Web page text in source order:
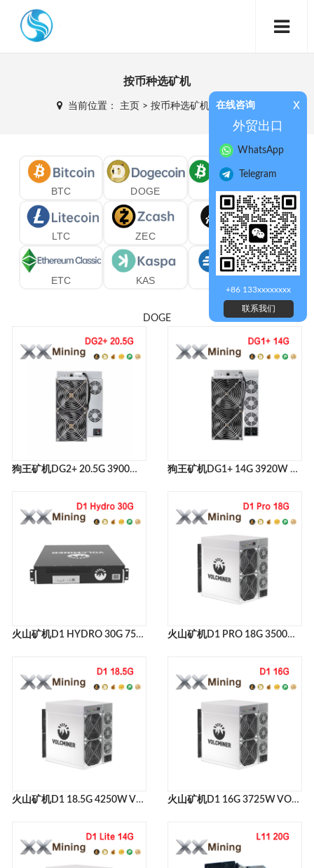
按币种选矿机
当前位置： 主页 > 按币种选矿机 >DOGE>
BTC DOGE BCH
LTC ZEC ALEO
ETC KAS
DOGE
狗王矿机DG2+ 20.5G 3900W ELPHAPEX DG2+ 20G LTC+DOGE+BELLS MINER 狗王矿机DG1+ 14G 3920W ELPHAPEX DG1+ 14G LTC+DOGE+BELLS MINER
火山矿机D1 HYDRO 30G 7500W VOLCMINER D1 HYDRO 30G LTC+DOGE矿机官网 火山矿机D1 PRO 18G 3500W VOLCMINER D1 PRO 18G LTC+DOGE币矿机官网
火山矿机D1 18.5G 4250W VOLCMINER D1 18.5G MINER LTC+DOGE币矿机官网 火山矿机D1 16G 3725W VOLCMINER D1 16G MINER LTC+DOGE币矿机官网
在线咨询 x
外贸出口
WhatsApp
Telegram
+86 133xxxxxxxx
联系我们